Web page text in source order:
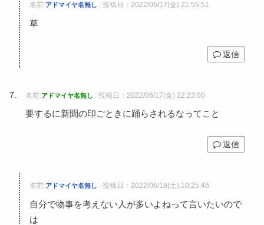
名前:アドマイヤ名無し : 投稿日：2022/06/17(金) 21:55:51
草
返信
名前:アドマイヤ名無し : 投稿日：2022/06/17(金) 22:23:00
要するに新聞の印ごときに踊らされるなってこと
返信
名前:アドマイヤ名無し : 投稿日：2022/06/18(土) 10:25:46
自分で物事を考えない人が多いよねって言いたいので
は